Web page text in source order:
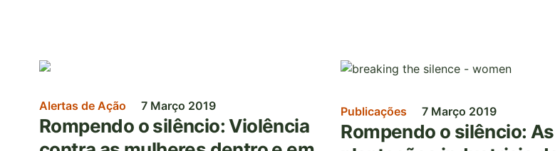
Imagem
Alertas de Ação 7 Março 2019
Rompendo o silêncio: Violência
Imagem
Publicações 7 Março 2019
Rompendo o silêncio: As